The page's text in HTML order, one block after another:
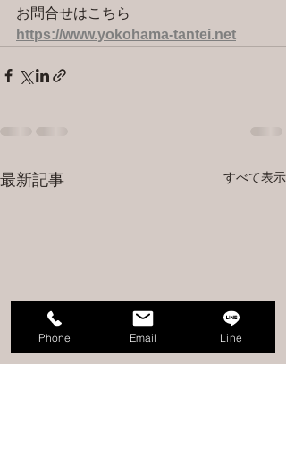
お問合せはこちら
https://www.yokohama-tantei.net
最新記事 すべて表示
Phone Email Line